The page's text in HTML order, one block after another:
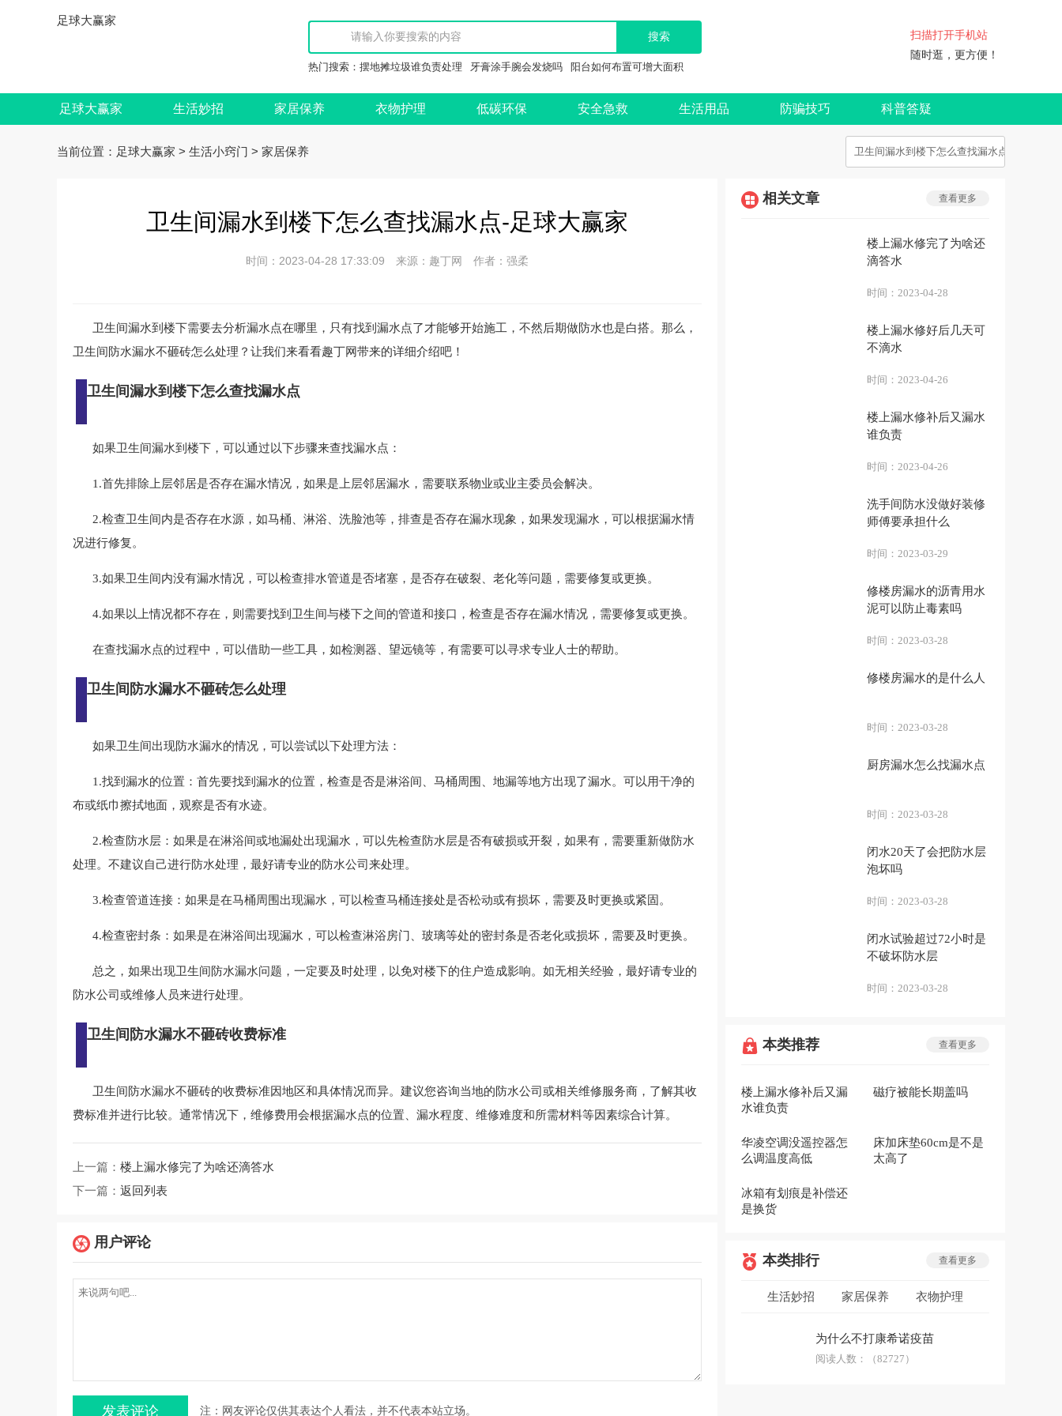
足球大赢家
热门搜索： 摆地摊垃圾谁负责处理 牙膏涂手腕会发烧吗 阳台如何布置可增大面积
扫描打开手机站
随时逛，更方便！
足球大赢家 生活妙招 家居保养 衣物护理 低碳环保 安全急救 生活用品 防骗技巧 科普答疑
当前位置： 足球大赢家 > 生活小窍门 > 家居保养
卫生间漏水到楼下怎么查找漏水点-足球大赢家
时间：2023-04-28 17:33:09 来源：趣丁网 作者：强柔
卫生间漏水到楼下需要去分析漏水点在哪里，只有找到漏水点了才能够开始施工，不然后期做防水也是白搭。那么，
卫生间防水漏水不砸砖怎么处理？让我们来看看趣丁网带来的详细介绍吧！
卫生间漏水到楼下怎么查找漏水点
如果卫生间漏水到楼下，可以通过以下步骤来查找漏水点：
1.首先排除上层邻居是否存在漏水情况，如果是上层邻居漏水，需要联系物业或业主委员会解决。
2.检查卫生间内是否存在水源，如马桶、淋浴、洗脸池等，排查是否存在漏水现象，如果发现漏水，可以根据漏水情
况进行修复。
3.如果卫生间内没有漏水情况，可以检查排水管道是否堵塞，是否存在破裂、老化等问题，需要修复或更换。
4.如果以上情况都不存在，则需要找到卫生间与楼下之间的管道和接口，检查是否存在漏水情况，需要修复或更换。
在查找漏水点的过程中，可以借助一些工具，如检测器、望远镜等，有需要可以寻求专业人士的帮助。
卫生间防水漏水不砸砖怎么处理
如果卫生间出现防水漏水的情况，可以尝试以下处理方法：
1.找到漏水的位置：首先要找到漏水的位置，检查是否是淋浴间、马桶周围、地漏等地方出现了漏水。可以用干净的
布或纸巾擦拭地面，观察是否有水迹。
2.检查防水层：如果是在淋浴间或地漏处出现漏水，可以先检查防水层是否有破损或开裂，如果有，需要重新做防水
处理。不建议自己进行防水处理，最好请专业的防水公司来处理。
3.检查管道连接：如果是在马桶周围出现漏水，可以检查马桶连接处是否松动或有损坏，需要及时更换或紧固。
4.检查密封条：如果是在淋浴间出现漏水，可以检查淋浴房门、玻璃等处的密封条是否老化或损坏，需要及时更换。
总之，如果出现卫生间防水漏水问题，一定要及时处理，以免对楼下的住户造成影响。如无相关经验，最好请专业的
防水公司或维修人员来进行处理。
卫生间防水漏水不砸砖收费标准
卫生间防水漏水不砸砖的收费标准因地区和具体情况而异。建议您咨询当地的防水公司或相关维修服务商，了解其收
费标准并进行比较。通常情况下，维修费用会根据漏水点的位置、漏水程度、维修难度和所需材料等因素综合计算。
上一篇： 楼上漏水修完了为啥还滴答水
下一篇： 返回列表
用户评论
注：网友评论仅供其表达个人看法，并不代表本站立场。
相关文章 查看更多
楼上漏水修完了为啥还
滴答水
时间： 2023-04-28
楼上漏水修好后几天可
不滴水
时间： 2023-04-26
楼上漏水修补后又漏水
谁负责
时间： 2023-04-26
洗手间防水没做好装修
师傅要承担什么
时间： 2023-03-29
修楼房漏水的沥青用水
泥可以防止毒素吗
时间： 2023-03-28
修楼房漏水的是什么人
时间： 2023-03-28
厨房漏水怎么找漏水点
时间： 2023-03-28
闭水20天了会把防水层
泡坏吗
时间： 2023-03-28
闭水试验超过72小时是
不破坏防水层
时间： 2023-03-28
本类推荐 查看更多
楼上漏水修补后又漏
水谁负责
磁疗被能长期盖吗
华凌空调没遥控器怎
么调温度高低
床加床垫60cm是不是
太高了
冰箱有划痕是补偿还
是换货
本类排行 查看更多
生活妙招 家居保养 衣物护理
科普答疑
为什么不打康希诺疫苗
阅读人数： （82727）